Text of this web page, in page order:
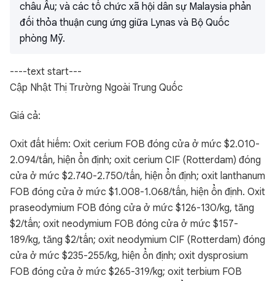
châu Âu; và các tổ chức xã hội dân sự Malaysia phản
đối thỏa thuận cung ứng giữa Lynas và Bộ Quốc
phòng Mỹ.
----text start---
Cập Nhật Thị Trường Ngoài Trung Quốc
Giá cả:
Oxit đất hiếm: Oxit cerium FOB đóng cửa ở mức $2.010-
2.094/tấn, hiện ổn định; oxit cerium CIF (Rotterdam) đóng
cửa ở mức $2.740-2.750/tấn, hiện ổn định; oxit lanthanum
FOB đóng cửa ở mức $1.008-1.068/tấn, hiện ổn định. Oxit
praseodymium FOB đóng cửa ở mức $126-130/kg, tăng
$2/tấn; oxit neodymium FOB đóng cửa ở mức $157-
189/kg, tăng $2/tấn; oxit neodymium CIF (Rotterdam) đóng
cửa ở mức $235-255/kg, hiện ổn định; oxit dysprosium
FOB đóng cửa ở mức $265-319/kg; oxit terbium FOB